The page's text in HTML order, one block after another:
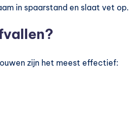
in spaarstand en slaat vet op.
zijn het meest effectief: